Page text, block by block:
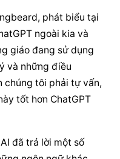
phát biểu tại
ngoài kia và
giáo đang sử dụng
và những điều
chúng tôi phải tự vấn,
tốt hơn ChatGPT
đã trả lời một số